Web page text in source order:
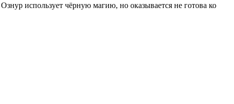
использует чёрную магию, но оказывается не готова ко